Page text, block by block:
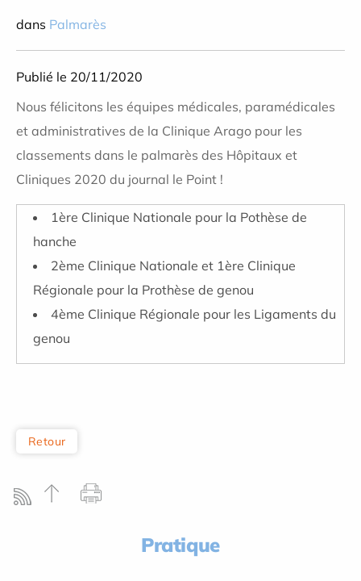
dans Palmarès
Publié le 20/11/2020
Nous félicitons les équipes médicales, paramédicales
et administratives de la Clinique Arago pour les
classements dans le palmarès des Hôpitaux et
Cliniques 2020 du journal le Point !
1ère Clinique Nationale pour la Pothèse de
hanche
2ème Clinique Nationale et 1ère Clinique
Régionale pour la Prothèse de genou
4ème Clinique Régionale pour les Ligaments du
genou
Retour
Pratique